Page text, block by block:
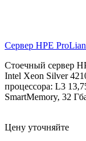
Сервер HPE
Стоечный сервер
Intel Xeon Silver
процессора: L3
SmartMemory, 32
Цену уточняйте